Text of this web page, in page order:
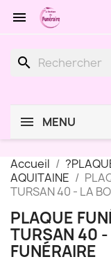

search
MENU
Accueil
AQUITAINE
TURSAN 40 - LA
PLAQUE
TURSAN 40
FUNÉRAIRE